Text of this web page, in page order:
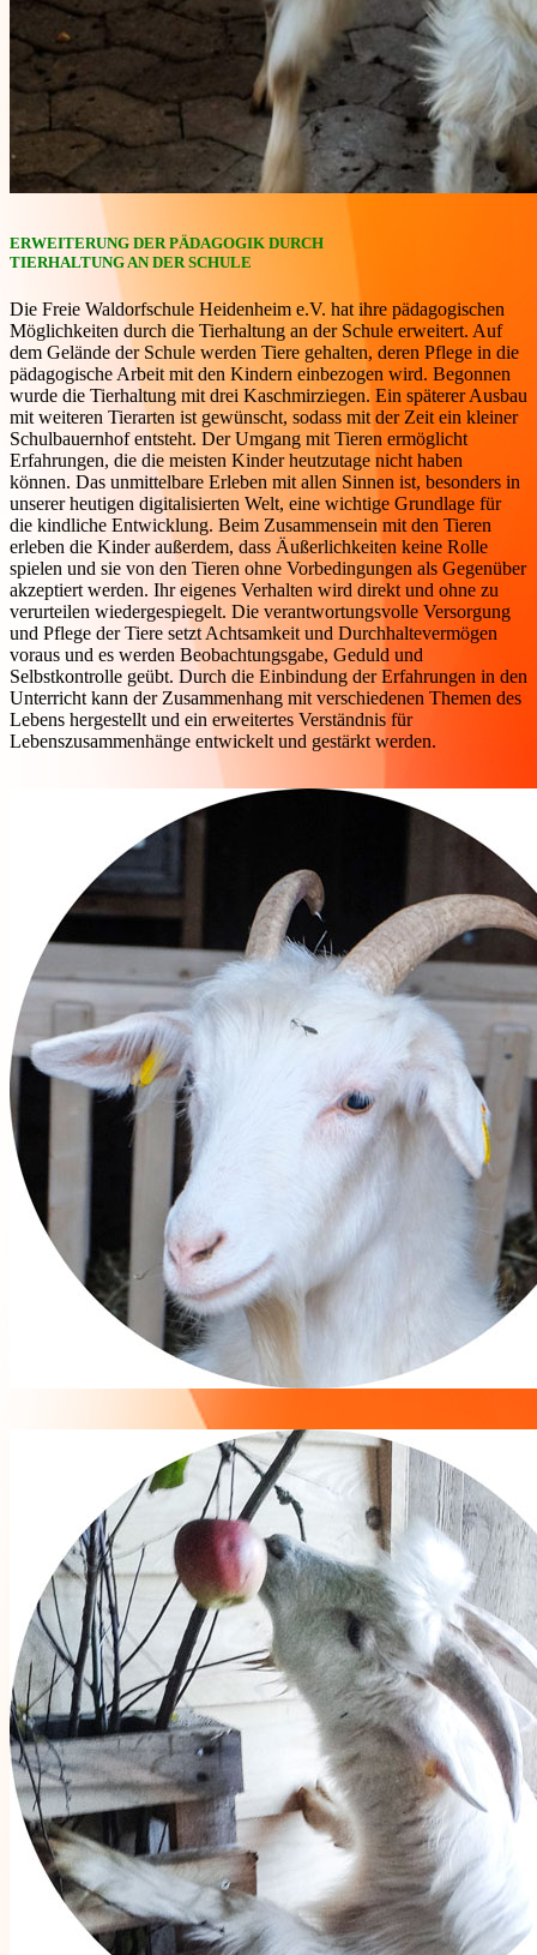
ERWEITERUNG DER PÄDAGOGIK DURCH
TIERHALTUNG AN DER SCHULE
Die Freie Waldorfschule Heidenheim e.V. hat ihre pädagogischen
Möglichkeiten durch die Tierhaltung an der Schule erweitert. Auf
dem Gelände der Schule werden Tiere gehalten, deren Pflege in die
pädagogische Arbeit mit den Kindern einbezogen wird. Begonnen
wurde die Tierhaltung mit drei Kaschmirziegen. Ein späterer Ausbau
mit weiteren Tierarten ist gewünscht, sodass mit der Zeit ein kleiner
Schulbauernhof entsteht. Der Umgang mit Tieren ermöglicht
Erfahrungen, die die meisten Kinder heutzutage nicht haben
können. Das unmittelbare Erleben mit allen Sinnen ist, besonders in
unserer heutigen digitalisierten Welt, eine wichtige Grundlage für
die kindliche Entwicklung. Beim Zusammensein mit den Tieren
erleben die Kinder außerdem, dass Äußerlichkeiten keine Rolle
spielen und sie von den Tieren ohne Vorbedingungen als Gegenüber
akzeptiert werden. Ihr eigenes Verhalten wird direkt und ohne zu
verurteilen wiedergespiegelt. Die verantwortungsvolle Versorgung
und Pflege der Tiere setzt Achtsamkeit und Durchhaltevermögen
voraus und es werden Beobachtungsgabe, Geduld und
Selbstkontrolle geübt. Durch die Einbindung der Erfahrungen in den
Unterricht kann der Zusammenhang mit verschiedenen Themen des
Lebens hergestellt und ein erweitertes Verständnis für
Lebenszusammenhänge entwickelt und gestärkt werden.